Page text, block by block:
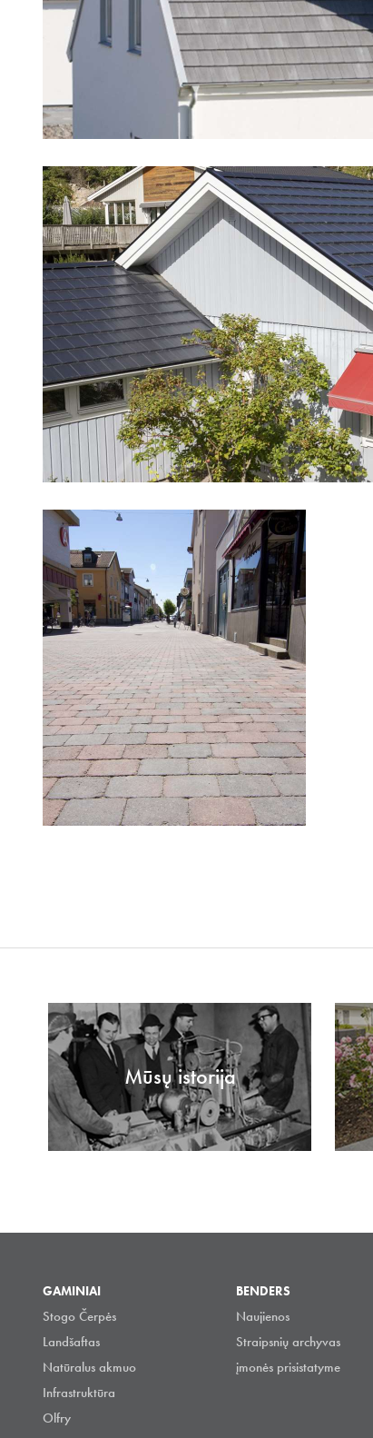
Mūsų istorija
GAMINIAI
Stogo Čerpės
Landšaftas
Natūralus akmuo
Infrastruktūra
Olfry
BENDERS
Naujienos
Straipsnių archyvas
įmonės prisistatyme